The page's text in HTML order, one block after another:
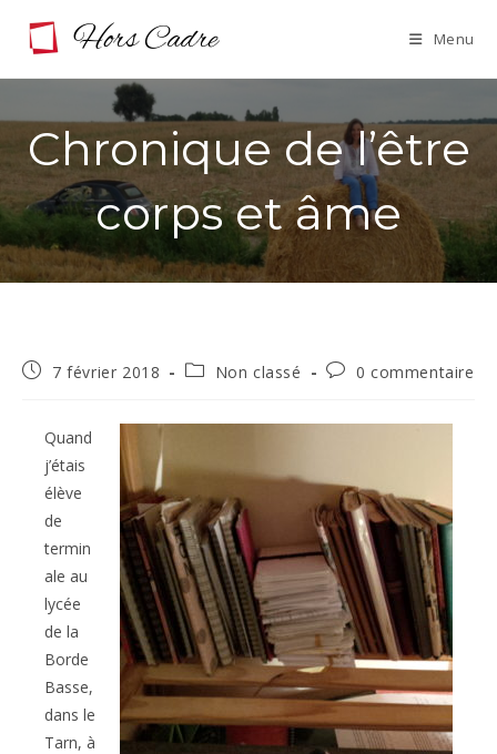
Menu
Chronique de l’être
corps et âme
Publication
7 février 2018
PostNon classé
Commentaires
0 commentaire
Quand
j’étais
élève
de
termin
ale au
lycée
de la
Borde
Basse,
dans le
Tarn, à